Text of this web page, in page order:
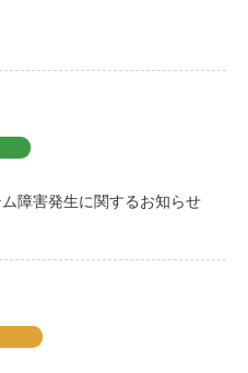
障害発生に関するお知らせ